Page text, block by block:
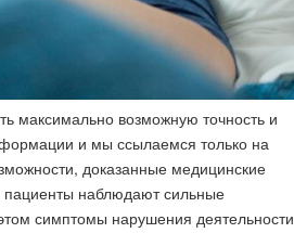
максимально возможную точность и
и мы ссылаемся только на
доказанные медицинские
пациенты наблюдают сильные
симптомы нарушения деятельности